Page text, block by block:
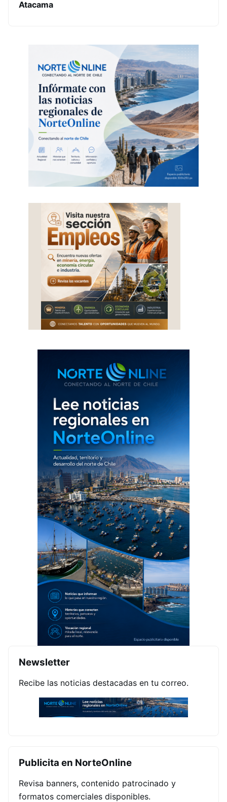
Atacama
Newsletter
Recibe las noticias destacadas en tu correo.
Publicita en NorteOnline
Revisa banners, contenido patrocinado y
formatos comerciales disponibles.